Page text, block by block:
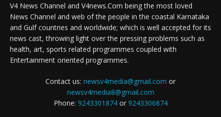
V4 News Channel and V4news.Com being the most loved
News Channel and web of the people in the coastal Karnataka
and Gulf countries and worldwide; which is well accepted for its
news cast, throwing light over the pressing problems such as
health, art, sports related programmes coupled with
Entertainment oriented programmes.
Contact us: newsv4media@gmail.com or
newsv4media8@gmail.com
Phone: 9243301874or 9243306874